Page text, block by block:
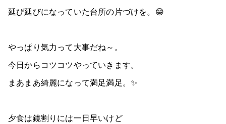
延び延びになっていた台所の片づけを。😁
やっぱり気力って大事だね～。
今日からコツコツやっていきます。
まあまあ綺麗になって満足満足。✨
夕食は鏡割りには一日早いけど